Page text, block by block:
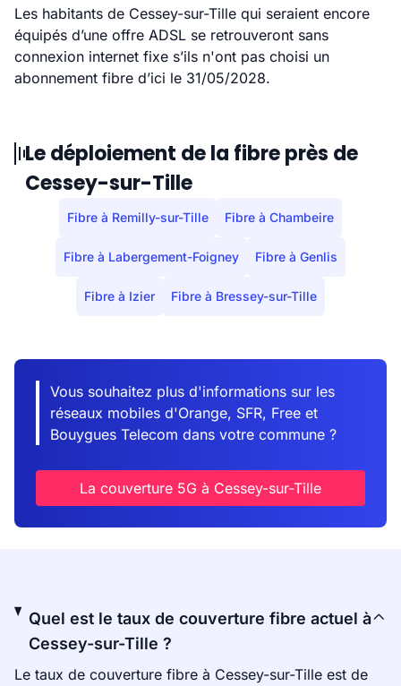
Les habitants de Cessey-sur-Tille qui seraient encore
équipés d’une offre ADSL se retrouveront sans
connexion internet fixe s’ils n'ont pas choisi un
abonnement fibre d’ici le 31/05/2028.
Le déploiement de la fibre près de
Cessey-sur-Tille
Fibre à Remilly-sur-Tille Fibre à Chambeire
Fibre à Labergement-Foigney Fibre à Genlis
Fibre à Izier Fibre à Bressey-sur-Tille
Vous souhaitez plus d'informations sur les
réseaux mobiles d'Orange, SFR, Free et
Bouygues Telecom dans votre commune ?
La couverture 5G à Cessey-sur-Tille
Quel est le taux de couverture fibre actuel à
Cessey-sur-Tille ?
Le taux de couverture fibre à Cessey-sur-Tille est de